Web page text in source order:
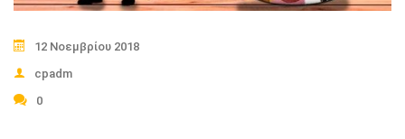
12 Νοεμβρίου 2018
cpadm
0